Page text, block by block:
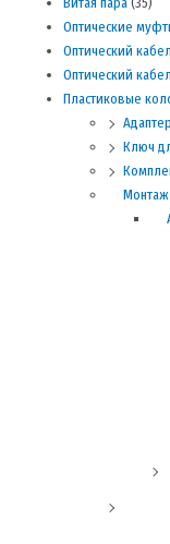
Оптические
Оптический
Оптический
Пластиковые
Ключ